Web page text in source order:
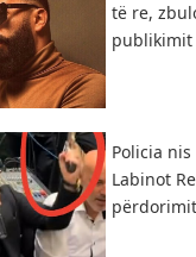
të re,
publikimit
Policia
Labinot